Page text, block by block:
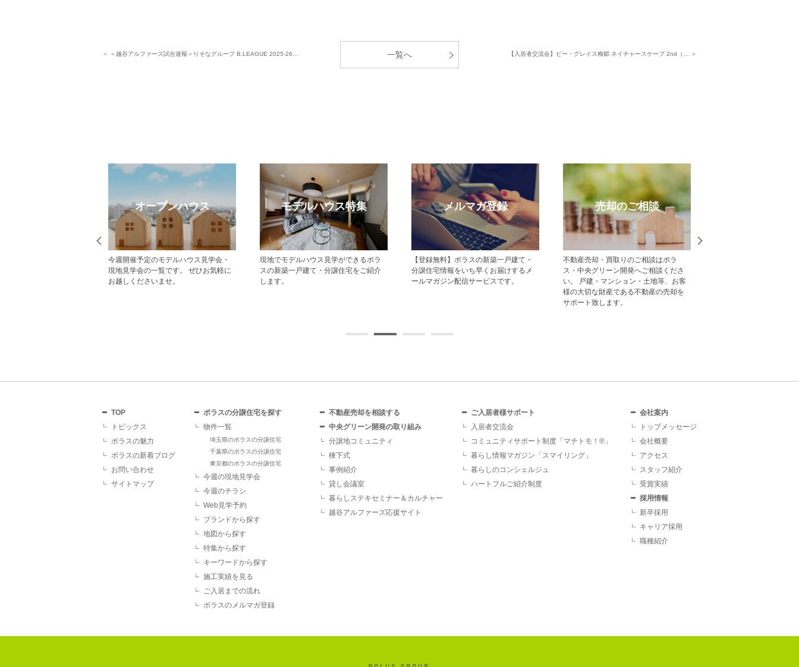
＜ ＜越谷アルファーズ試合速報＞りそなグループ B.LEAGUE 2025-26… 【入居者交流会】ビー・グレイス梅郷 ネイチャースケープ 2nd（… ＞
一覧へ
オープンハウス
今週開催予定のモデルハウス見学会・
現地見学会の一覧です。 ぜひお気軽に
お越しくださいませ。
モデルハウス特集
現地でモデルハウス見学ができるポラ
スの新築一戸建て・分譲住宅をご紹介
します。
メルマガ登録
【登録無料】ポラスの新築一戸建て・
分譲住宅情報をいち早くお届けするメ
ールマガジン配信サービスです。
売却のご相談
不動産売却・買取りのご相談はポラ
ス・中央グリーン開発へご相談くださ
い。 戸建・マンション・土地等、お客
様の大切な財産である不動産の売却を
サポート致します。
TOP
トピックス
ポラスの魅力
ポラスの新着ブログ
お問い合わせ
サイトマップ
ポラスの分譲住宅を探す
物件一覧
埼玉県のポラスの分譲住宅
千葉県のポラスの分譲住宅
東京都のポラスの分譲住宅
今週の現地見学会
今週のチラシ
Web見学予約
ブランドから探す
地図から探す
特集から探す
キーワードから探す
施工実績を見る
ご入居までの流れ
ポラスのメルマガ登録
不動産売却を相談する
中央グリーン開発の取り組み
分譲地コミュニティ
棟下式
事例紹介
貸し会議室
暮らしステキセミナー＆カルチャー
越谷アルファーズ応援サイト
ご入居者様サポート
入居者交流会
コミュニティサポート制度「マチトモ！®」
暮らし情報マガジン「スマイリング」
暮らしのコンシェルジュ
ハートフルご紹介制度
会社案内
トップメッセージ
会社概要
アクセス
スタッフ紹介
受賞実績
採用情報
新卒採用
キャリア採用
職種紹介